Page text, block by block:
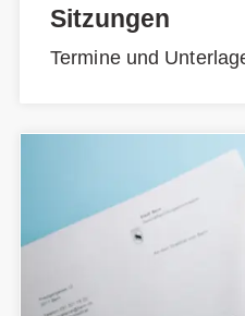
Sitzungen
Termine und